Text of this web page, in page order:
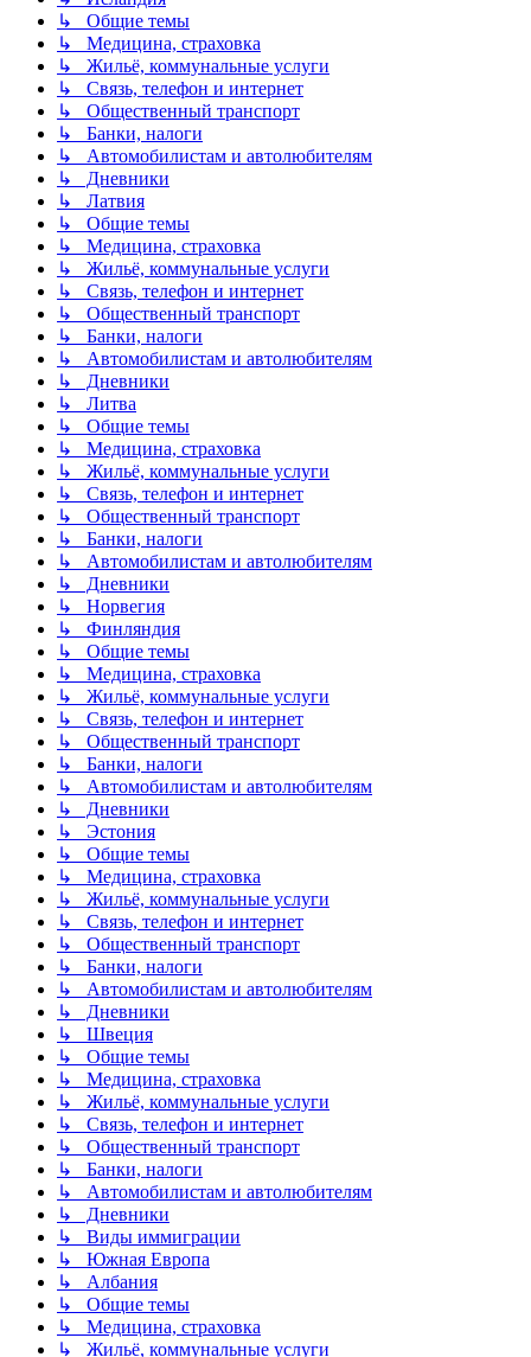
↳ Общие темы
↳ Медицина, страховка
↳ Жильё, коммунальные услуги
↳ Связь, телефон и интернет
↳ Общественный транспорт
↳ Банки, налоги
↳ Автомобилистам и автолюбителям
↳ Дневники
↳ Латвия
↳ Общие темы
↳ Медицина, страховка
↳ Жильё, коммунальные услуги
↳ Связь, телефон и интернет
↳ Общественный транспорт
↳ Банки, налоги
↳ Автомобилистам и автолюбителям
↳ Дневники
↳ Литва
↳ Общие темы
↳ Медицина, страховка
↳ Жильё, коммунальные услуги
↳ Связь, телефон и интернет
↳ Общественный транспорт
↳ Банки, налоги
↳ Автомобилистам и автолюбителям
↳ Дневники
↳ Норвегия
↳ Финляндия
↳ Общие темы
↳ Медицина, страховка
↳ Жильё, коммунальные услуги
↳ Связь, телефон и интернет
↳ Общественный транспорт
↳ Банки, налоги
↳ Автомобилистам и автолюбителям
↳ Дневники
↳ Эстония
↳ Общие темы
↳ Медицина, страховка
↳ Жильё, коммунальные услуги
↳ Связь, телефон и интернет
↳ Общественный транспорт
↳ Банки, налоги
↳ Автомобилистам и автолюбителям
↳ Дневники
↳ Швеция
↳ Общие темы
↳ Медицина, страховка
↳ Жильё, коммунальные услуги
↳ Связь, телефон и интернет
↳ Общественный транспорт
↳ Банки, налоги
↳ Автомобилистам и автолюбителям
↳ Дневники
↳ Виды иммиграции
↳ Южная Европа
↳ Албания
↳ Общие темы
↳ Медицина, страховка
↳ Жильё, коммунальные услуги